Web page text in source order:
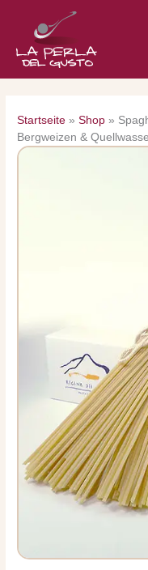
springen
Startseite »Shop »
Bergweizen &